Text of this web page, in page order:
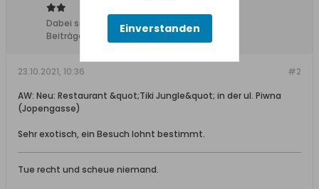
Dabei seit:
11.02.2008
Beiträge:
#2
23.10.2021, 10:36
AW: Neu: Restaurant &quot;Tiki Jungle&quot; in der ul. Piwna
(Jopengasse)
Sehr exotisch, ein Besuch lohnt bestimmt.
Tue recht und scheue niemand.
Einverstanden